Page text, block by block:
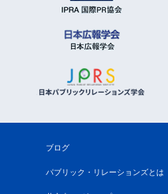
ブログ
パブリック・リレーションズとは